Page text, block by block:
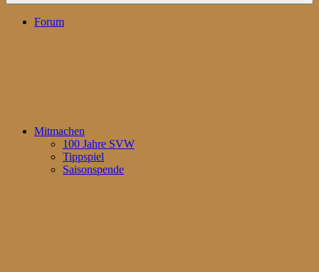
Forum
Mitmachen
100 Jahre SVW
Tippspiel
Saisonspende